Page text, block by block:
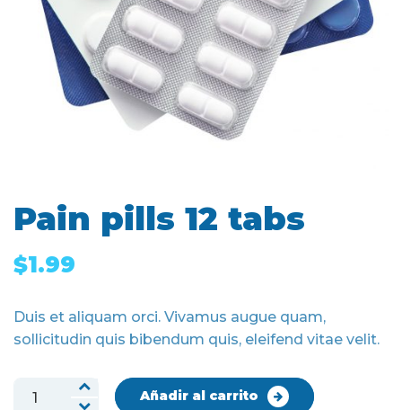
Pain pills 12 tabs
$1.99
Duis et aliquam orci. Vivamus augue quam,
sollicitudin quis bibendum quis, eleifend vitae velit.
Pain
Añadir al carrito